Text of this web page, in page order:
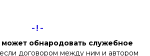
-!-
может обнародовать служебное
договором между ним и автором